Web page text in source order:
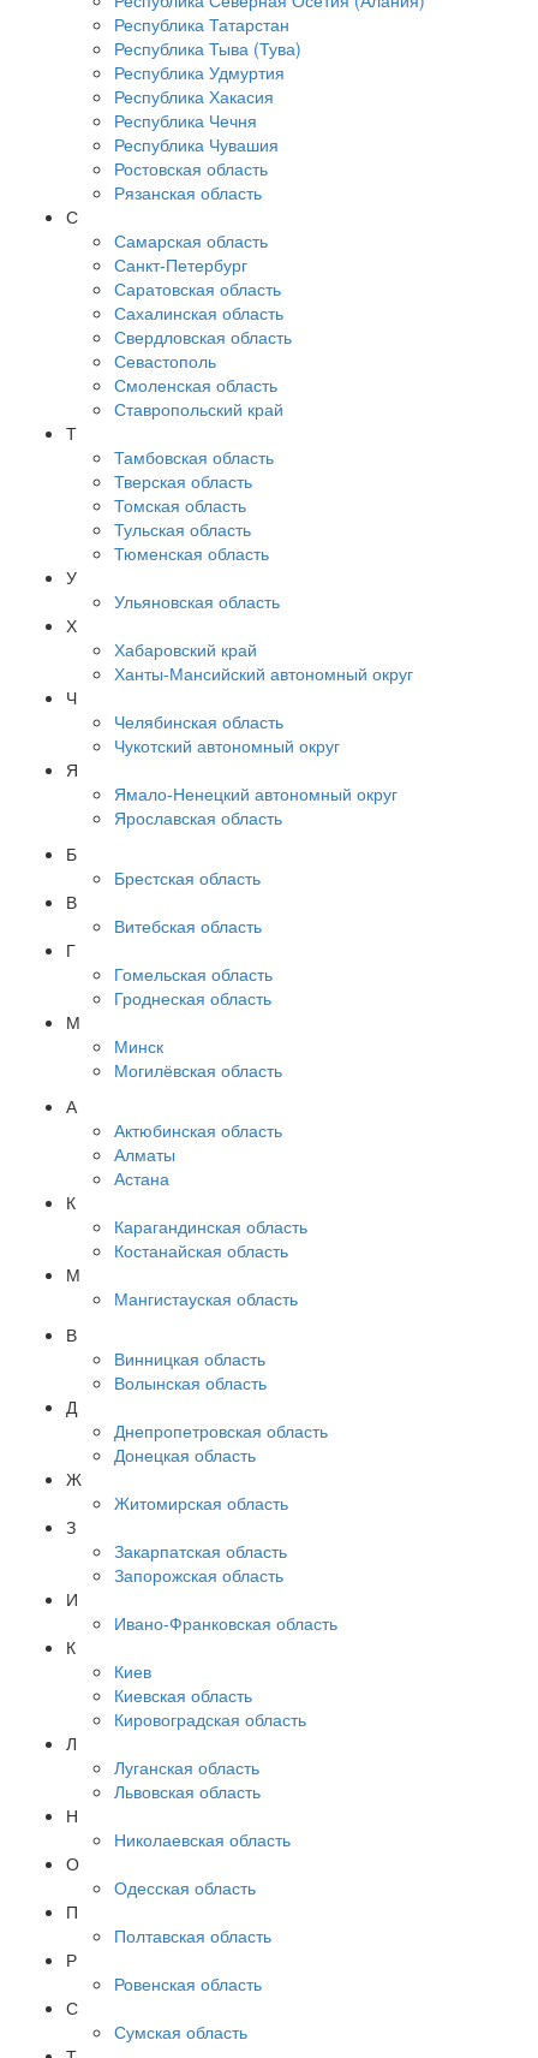
Республика Татарстан
Республика Тыва (Тува)
Республика Удмуртия
Республика Хакасия
Республика Чечня
Республика Чувашия
Ростовская область
Рязанская область
С
Самарская область
Санкт-Петербург
Саратовская область
Сахалинская область
Свердловская область
Севастополь
Смоленская область
Ставропольский край
Т
Тамбовская область
Тверская область
Томская область
Тульская область
Тюменская область
У
Ульяновская область
Х
Хабаровский край
Ханты-Мансийский автономный округ
Ч
Челябинская область
Чукотский автономный округ
Я
Ямало-Ненецкий автономный округ
Ярославская область
Б
Брестская область
В
Витебская область
Г
Гомельская область
Гроднеская область
М
Минск
Могилёвская область
А
Актюбинская область
Алматы
Астана
К
Карагандинская область
Костанайская область
М
Мангистауская область
В
Винницкая область
Волынская область
Д
Днепропетровская область
Донецкая область
Ж
Житомирская область
З
Закарпатская область
Запорожская область
И
Ивано-Франковская область
К
Киев
Киевская область
Кировоградская область
Л
Луганская область
Львовская область
Н
Николаевская область
О
Одесская область
П
Полтавская область
Р
Ровенская область
С
Сумская область